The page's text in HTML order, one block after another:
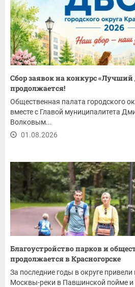
Сбор заявок на конкурс «Лучший
продолжается!
Общественная палата городского
вместе с Главой муниципалитета
Волковым...
01.08.2026
Благоустройство парков и
продолжается в Красногорске
За последние годы в округе
Москвы-реки в Павшинской пойме и